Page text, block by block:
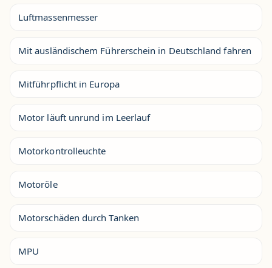
Luftmassenmesser
Mit ausländischem Führerschein in Deutschland fahren
Mitführpflicht in Europa
Motor läuft unrund im Leerlauf
Motorkontrolleuchte
Motoröle
Motorschäden durch Tanken
MPU